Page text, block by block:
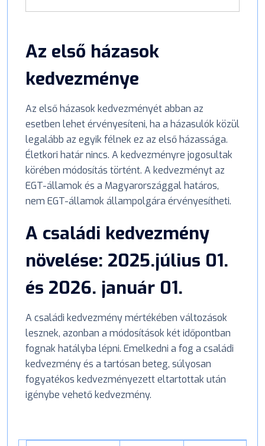
Az első házasok
kedvezménye
Az első házasok kedvezményét abban az
esetben lehet érvényesíteni, ha a házasulók közül
legalább az egyik félnek ez az első házassága.
Életkori határ nincs. A kedvezményre jogosultak
körében módosítás történt. A kedvezményt az
EGT-államok és a Magyarországgal határos,
nem EGT-államok állampolgára érvényesítheti.
A családi kedvezmény
növelése: 2025.július 01.
és 2026. január 01.
A családi kedvezmény mértékében változások
lesznek, azonban a módosítások két időpontban
fognak hatályba lépni. Emelkedni a fog a családi
kedvezmény és a tartósan beteg, súlyosan
fogyatékos kedvezményezett eltartottak után
igénybe vehető kedvezmény.